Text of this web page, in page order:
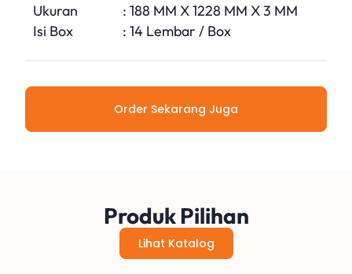
Ukuran
: 188 MM X 1228 MM X 3 MM
Isi Box
: 14 Lembar / Box
Order Sekarang Juga
Produk Pilihan
Lihat Katalog